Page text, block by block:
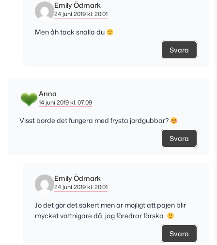
Emily Ödmark
24 juni 2019 kl. 20:01
Men åh tack snälla du
Svara
Anna
14 juni 2019 kl. 07:09
Visst borde det fungera med frysta jordgubbar?
Svara
Emily Ödmark
24 juni 2019 kl. 20:01
Jo det gör det säkert men är möjligt att pajen blir
mycket vattnigare då, jag föredrar färska.
Svara